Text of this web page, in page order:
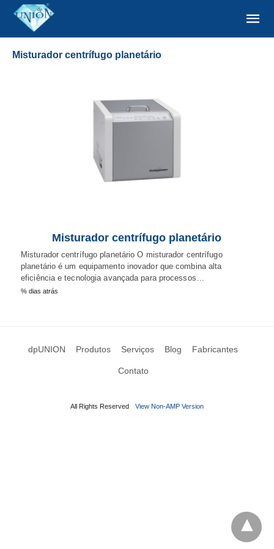
Misturador centrífugo planetário
Misturador centrífugo planetário
Misturador centrífugo planetário O misturador centrífugo
planetário é um equipamento inovador que combina alta
eficiência e tecnologia avançada para processos…
% dias atrás
dpUNION Produtos Serviços Blog Fabricantes
Contato
All Rights Reserved View Non-AMP Version